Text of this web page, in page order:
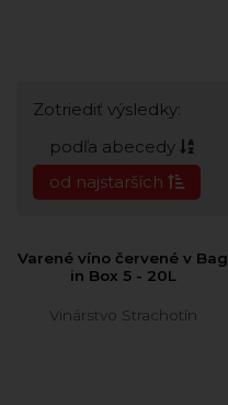
Zotriediť výsledky:
podľa abecedy
od najstarších
Varené víno červené v Bag
in Box 5 - 20L
Vinárstvo Strachotín